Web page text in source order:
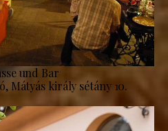
und Bar
Mátyás király sétány 10.